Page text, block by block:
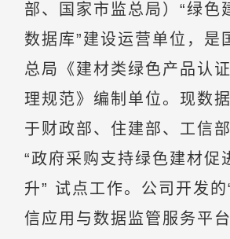
部、国家市监总局）“绿色
数据库”建设运营单位，是
总局《建材类绿色产品认
理规范》编制单位。现数
于财政部、住建部、工信
“政府采购支持绿色建材促
升” 试点工作。公司开发的
信应用与数据监管服务平